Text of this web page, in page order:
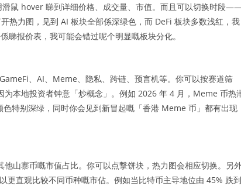
鼠 hover 睇到详细价格、成交量、市值。而且可以切换时段
热力图，见到 AI 板块全部係深绿色，而 DeFi 板块多数浅红，我
报价表，我可能会错过呢个明显嘅板块分化。
、AI、Meme、隐私、跨链、预言机等。你可以按赛道筛
本地投资者钟意「炒概念」。例如 2026 年 4 月，Meme 币热
特别深绿，同时你会见到新冒起嘅「香港 Meme 币」都有出现
山寨币嘅市值占比。你可以点撃饼块，热力图会相应切换。另
直观比较不同币种嘅市佔。例如当比特币主导地位由 45% 跌到